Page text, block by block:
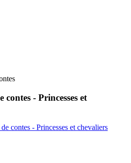
contes - Princesses et
contes - Princesses et chevaliers